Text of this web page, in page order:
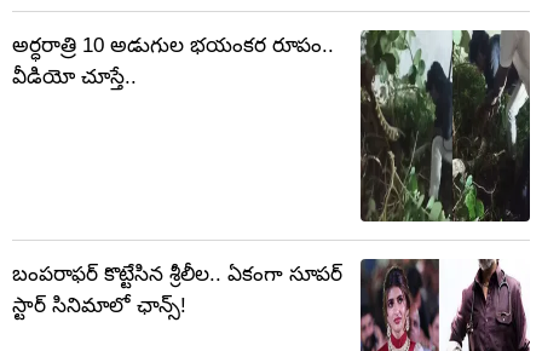
అర్ధరాత్రి 10 అడుగుల భయంకర రూపం..
వీడియో చూస్తే..
బంపరాఫర్ కొట్టేసిన శ్రీలీల.. ఏకంగా సూపర్
స్టార్ సినిమాలో ఛాన్స్!